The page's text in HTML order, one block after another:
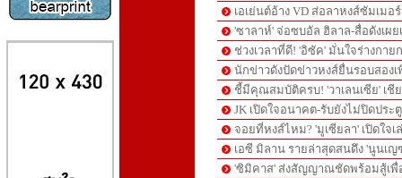
เอเย่นต์อ้าง VD ส่อลาหงส์ซัมเม
'ซาลาห์' จ่อซบอัล ฮิลาล-สื่อดังเผ
ช่วงเวลาที่ดี! 'อิซัค' มั่นใจร่างกา
นักข่าวดังปัดข่าวหงส์ยื่นรอบสอง
ชี้มีคุณสมบัติครบ! 'วาเลนเซีย' เชี
JK เปิดใจอนาคต-รับยังไม่ปิดปร
จอยที่หงส์ไหม? 'มูเซียลา' เปิดใจเ
เอซี มิลาน รายล่าสุดสนดึง 'นูนเ
'ซิมิคาส' ส่งสัญญาณชัดพร้อมสู้เพื่